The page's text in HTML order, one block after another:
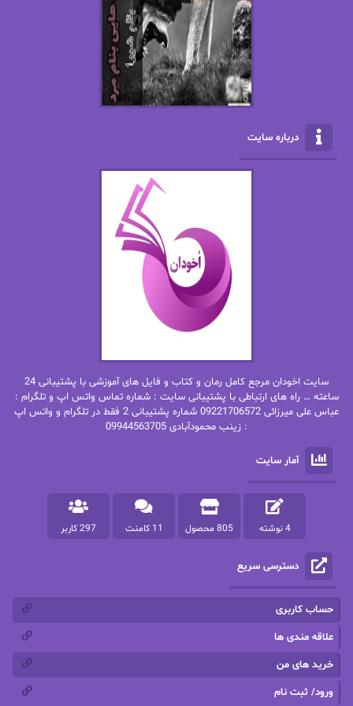
الف صاد
الکساندر دوما
الناز پاکپور‌
الناز محمدی
امیر فرهی
باران
بهار سلطانی
بهاره شیرازی
بهاره.م
بیتا فرخی
پاتریشیا ویلسون پرتو فرهمند
پرستو اسحقی
پرستو مهاجر
پرهام رسولی
پروانه قدیمی پروانه محمدی
پریسا شکور(طوفان خاموش)
پنلوپه وارد
تاران
ترنم.25
درباره سایت
سایت اخودان مرجع کامل رمان و کتاب و فایل های آموزشی با پشتیبانی 24
ساعته … راه های ارتباطی با پشتیبانی سایت : شماره تماس واتس اپ و تلگرام :
عباس علی میرزائی 09221706572 شماره پشتیبانی 2 فقط در تلگرام و واتس اپ
: زینب محمودآبادی 09944563705
آمار سایت
4 نوشته 805 محصول 11 کامنت 297 کاربر
دسترسی سریع
حساب کاربری
علاقه مندی ها
خرید های من
ورود/ ثبت نام